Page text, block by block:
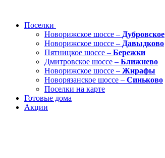
Поселки
Новорижское шоссе – Дубровское
Новорижское шоссе – Давыдково
Пятницкое шоссе – Бережки
Дмитровское шоссе – Ближнево
Новорижское шоссе – Жирафы
Новорязанское шоссе – Синьково
Поселки на карте
Готовые дома
Акции